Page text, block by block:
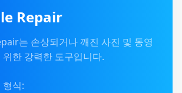
Repair
는 손상되거나 깨진 사진 및 동영
한 강력한 도구입니다.
형식: